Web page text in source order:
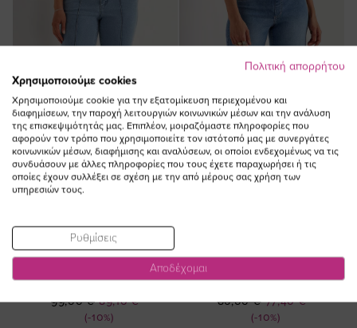
ΚΑΛΑΘΙ
Jean παντελόνι 7/8 με νερβίρ σε
denim light blue χρώμα plus size
(-10%)
Ειδική
Τιμή
89,10 €
99,00 €
Jean παντελόνι 7/8 με μπάσκα σε
denim light blue χρώμα plus size
(-10%)
Ειδική
Τιμή
77,40 €
86,00 €
Πολιτική απορρήτου
Χρησιμοποιούμε cookies
Χρησιμοποιούμε cookie για την εξατομίκευση περιεχομένου και
διαφημίσεων, την παροχή λειτουργιών κοινωνικών μέσων και την ανάλυση
της επισκεψιμότητάς μας. Επιπλέον, μοιραζόμαστε πληροφορίες που
αφορούν τον τρόπο που χρησιμοποιείτε τον ιστότοπό μας με συνεργάτες
κοινωνικών μέσων, διαφήμισης και αναλύσεων, οι οποίοι ενδεχομένως να τις
συνδυάσουν με άλλες πληροφορίες που τους έχετε παραχωρήσει ή τις
οποίες έχουν συλλέξει σε σχέση με την από μέρους σας χρήση των
υπηρεσιών τους.
Ρυθμίσεις
Αποδέχομαι